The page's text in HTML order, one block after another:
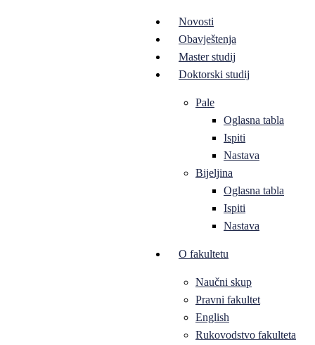
Novosti
Obavještenja
Master studij
Doktorski studij
Pale
Oglasna tabla
Ispiti
Nastava
Bijeljina
Oglasna tabla
Ispiti
Nastava
O fakultetu
Naučni skup
Pravni fakultet
English
Rukovodstvo fakulteta